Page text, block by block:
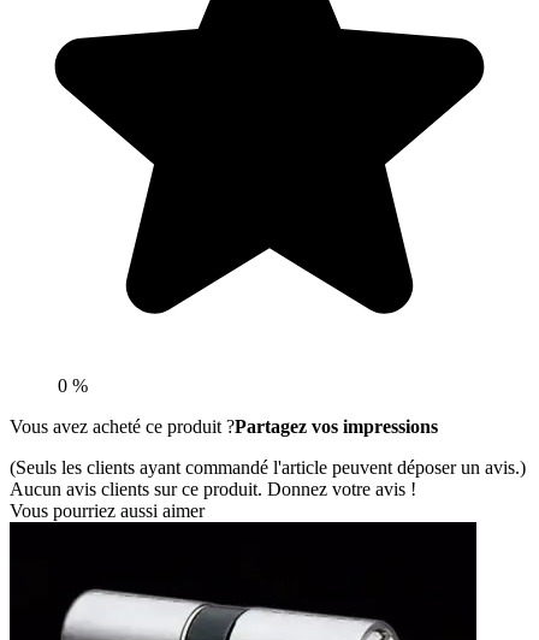
0 %
Vous avez acheté ce produit ?Partagez vos impressions
(Seuls les clients ayant commandé l'article peuvent déposer un avis.)
Aucun avis clients sur ce produit. Donnez votre avis !
Vous pourriez aussi aimer